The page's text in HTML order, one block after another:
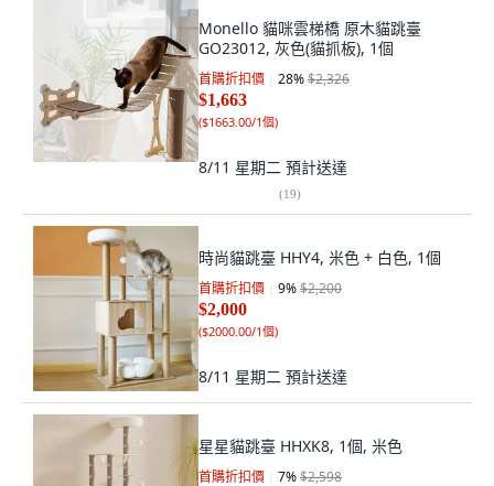
Monello 貓咪雲梯橋 原木貓跳臺
GO23012, 灰色(貓抓板), 1個
首購折扣價 28%$2,326
$1,663
($1663.00/1個)
8/11 星期二 預計送達
(19)
時尚貓跳臺 HHY4, 米色 + 白色, 1個
首購折扣價 9%$2,200
$2,000
($2000.00/1個)
8/11 星期二 預計送達
星星貓跳臺 HHXK8, 1個, 米色
首購折扣價 7%$2,598